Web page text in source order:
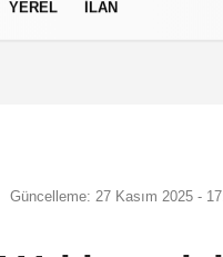
YEREL İLAN
Güncelleme: 27 Kasım 2025 -